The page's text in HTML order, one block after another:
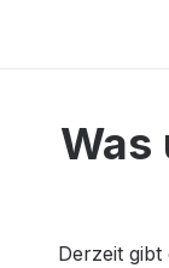
Was
Derzeit gibt